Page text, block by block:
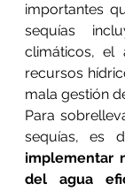
importantes
sequías
climáticos, el
recursos
mala gestión
Para
sequías, es
implementar
del agua